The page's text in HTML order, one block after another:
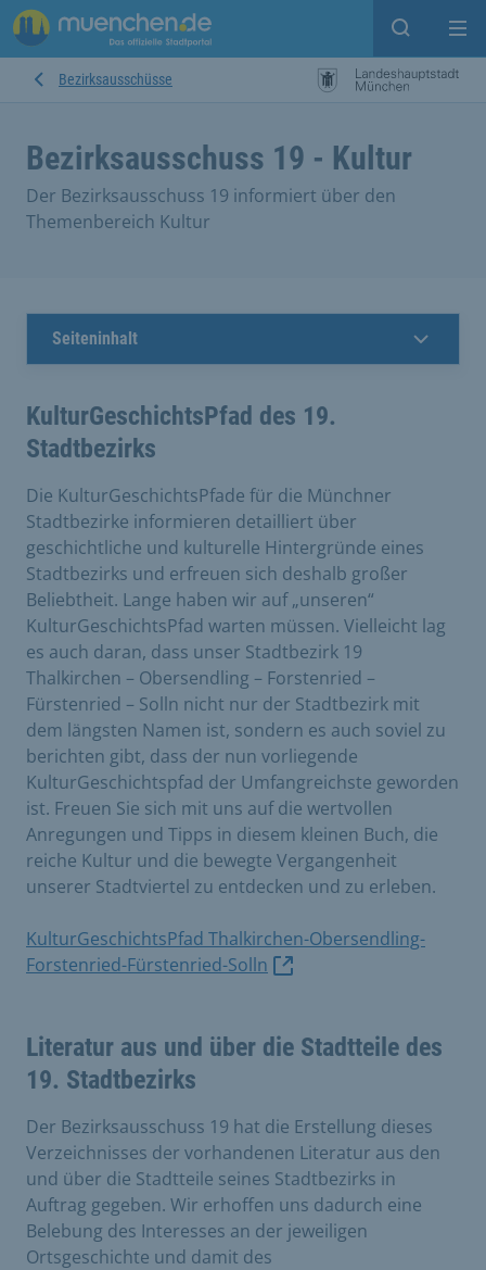
Open
Bezirksausschüsse
Bezirksausschuss 19 - Kultur
Der Bezirksausschuss 19 informiert über den
Themenbereich Kultur
Seiteninhalt
KulturGeschichtsPfad des 19.
Stadtbezirks
Die KulturGeschichtsPfade für die Münchner
Stadtbezirke informieren detailliert über
geschichtliche und kulturelle Hintergründe eines
Stadtbezirks und erfreuen sich deshalb großer
Beliebtheit. Lange haben wir auf „unseren“
KulturGeschichtsPfad warten müssen. Vielleicht lag
es auch daran, dass unser Stadtbezirk 19
Thalkirchen – Obersendling – Forstenried –
Fürstenried – Solln nicht nur der Stadtbezirk mit
dem längsten Namen ist, sondern es auch soviel zu
berichten gibt, dass der nun vorliegende
KulturGeschichtspfad der Umfangreichste geworden
ist. Freuen Sie sich mit uns auf die wertvollen
Anregungen und Tipps in diesem kleinen Buch, die
reiche Kultur und die bewegte Vergangenheit
unserer Stadtviertel zu entdecken und zu erleben.
KulturGeschichtsPfad Thalkirchen-Obersendling-
Forstenried-Fürstenried-Solln
Literatur aus und über die Stadtteile des
19. Stadtbezirks
Der Bezirksausschuss 19 hat die Erstellung dieses
Verzeichnisses der vorhandenen Literatur aus den
und über die Stadtteile seines Stadtbezirks in
Auftrag gegeben. Wir erhoffen uns dadurch eine
Belebung des Interesses an der jeweiligen
Ortsgeschichte und damit des